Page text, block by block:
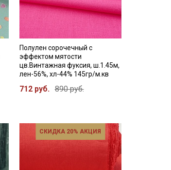
Полулен сорочечный с
эффектом мятости
цв.Винтажная фуксия, ш.1.45м,
лен-56%, хл-44% 145гр/м.кв
712 руб. 890 руб.
СКИДКА 20% АКЦИЯ